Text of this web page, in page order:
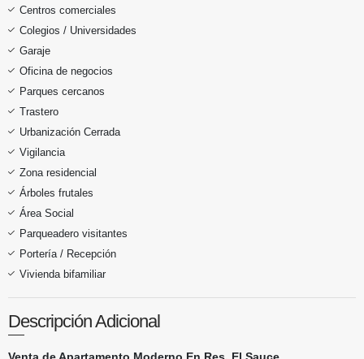
Centros comerciales
Colegios / Universidades
Garaje
Oficina de negocios
Parques cercanos
Trastero
Urbanización Cerrada
Vigilancia
Zona residencial
Árboles frutales
Área Social
Parqueadero visitantes
Portería / Recepción
Vivienda bifamiliar
Descripción Adicional